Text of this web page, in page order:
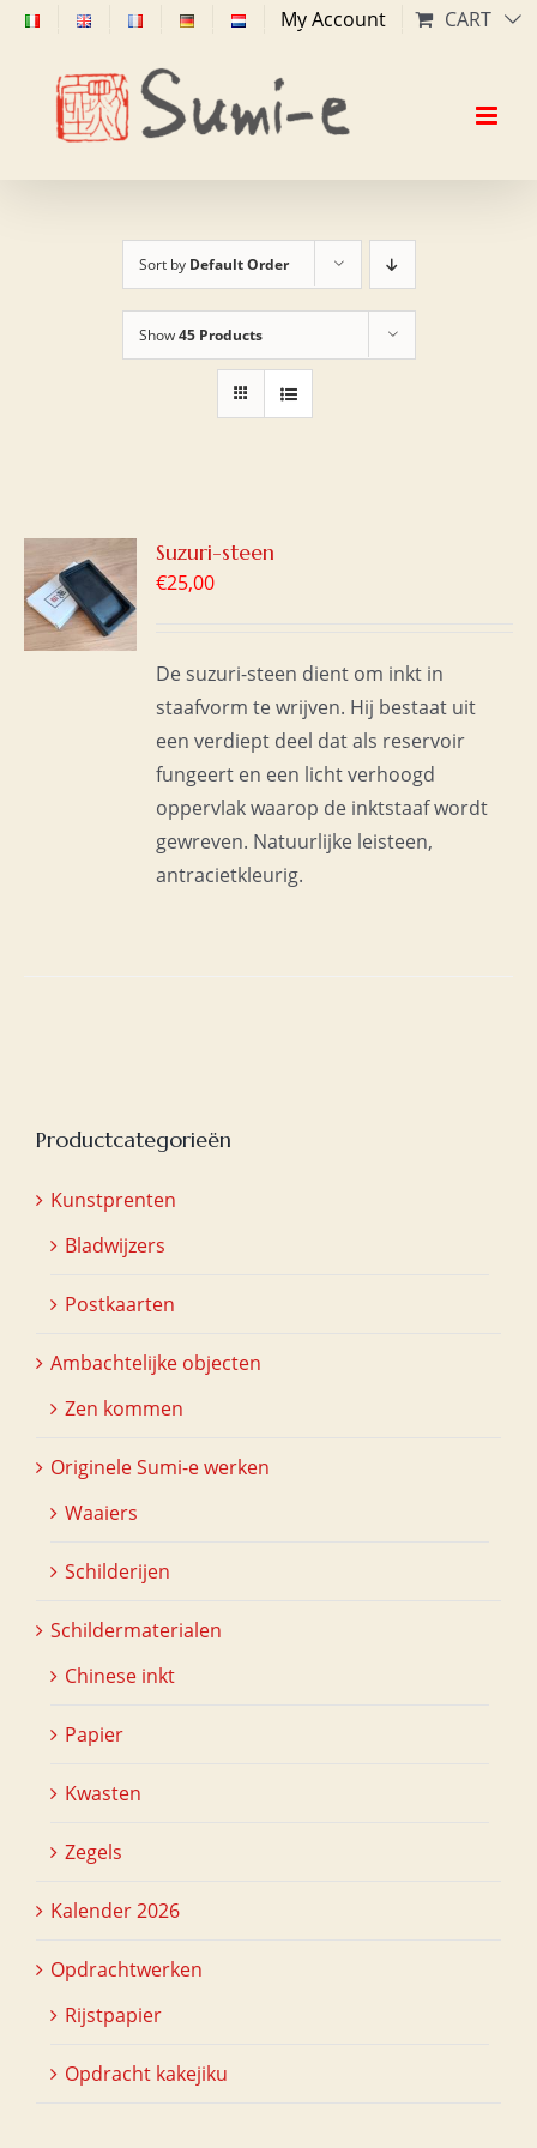
Skip
content
My Account CART
Sort by Default Order
Show45 Products
Suzuri-steen
€25,00
De suzuri-steen dient om inkt in
staafvorm te wrijven. Hij bestaat uit
een verdiept deel dat als reservoir
fungeert en een licht verhoogd
oppervlak waarop de inktstaaf wordt
gewreven. Natuurlijke leisteen,
antracietkleurig.
Productcategorieën
Kunstprenten
Bladwijzers
Postkaarten
Ambachtelijke objecten
Zen kommen
Originele Sumi-e werken
Waaiers
Schilderijen
Schildermaterialen
Chinese inkt
Papier
Kwasten
Zegels
Kalender 2026
Opdrachtwerken
Rijstpapier
Opdracht kakejiku